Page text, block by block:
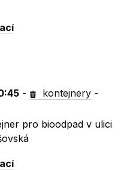
- kontejnery -
pro bioodpad v ulici